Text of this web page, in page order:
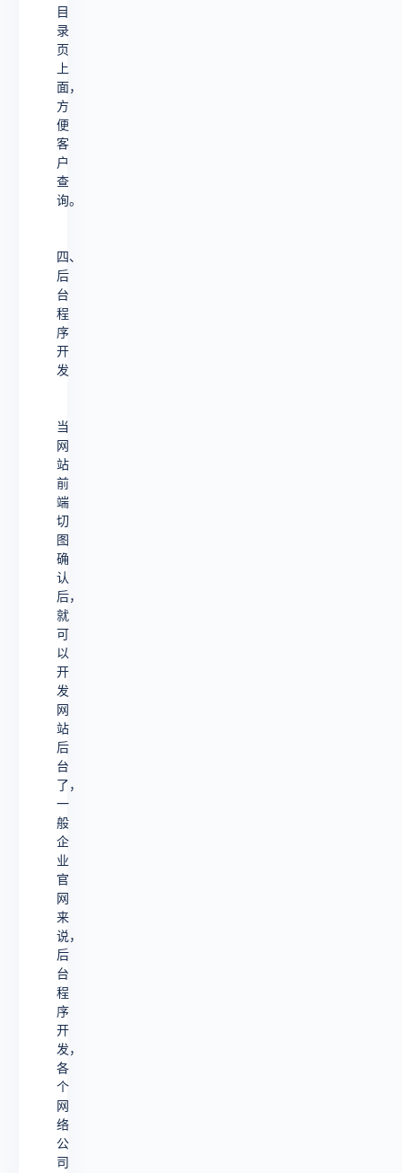
目
录
页
上
面，
方
便
客
户
查
询。
四、
后
台
程
序
开
发
当
网
站
前
端
切
图
确
认
后，
就
可
以
开
发
网
站
后
台
了，
一
般
企
业
官
网
来
说，
后
台
程
序
开
发，
各
个
网
络
公
司